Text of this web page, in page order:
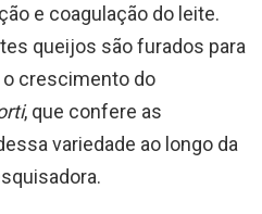
e coagulação do leite.
queijos são furados para
o crescimento do
, que confere as
variedade ao longo da